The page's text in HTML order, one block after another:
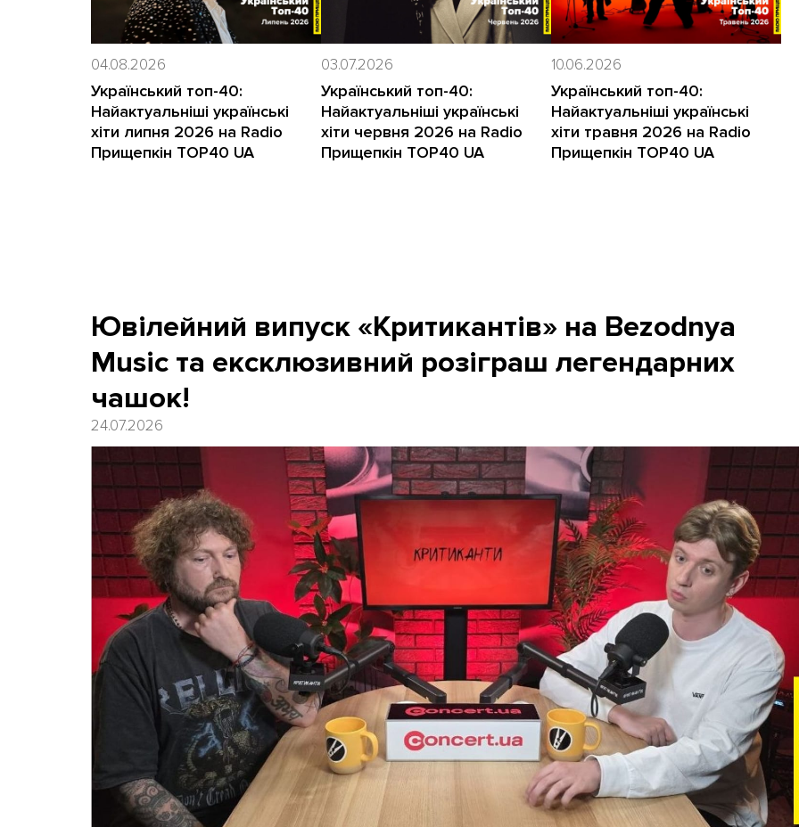
04.08.2026
Український топ-40:
Найактуальніші українські
хіти липня 2026 на Radio
Прищепкін TOP40 UA
03.07.2026
Український топ-40:
Найактуальніші українські
хіти червня 2026 на Radio
Прищепкін TOP40 UA
10.06.2026
Український топ-40:
Найактуальніші українські
хіти травня 2026 на Radio
Прищепкін TOP40 UA
Ювілейний випуск «Критикантів» на Bezodnya
Music та ексклюзивний розіграш легендарних
чашок!
24.07.2026